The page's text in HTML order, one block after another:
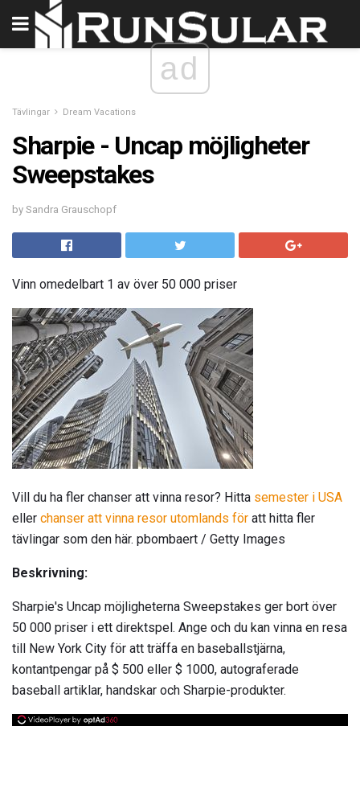
ad
Tävlingar Dream Vacations
Sharpie - Uncap möjligheter
Sweepstakes
by Sandra Grauschopf
Vinn omedelbart 1 av över 50 000 priser
Vill du ha fler chanser att vinna resor? Hitta semester i USA
eller chanser att vinna resor utomlands för att hitta fler
tävlingar som den här. pbombaert / Getty Images
Beskrivning:
Sharpie's Uncap möjligheterna Sweepstakes ger bort över
50 000 priser i ett direktspel. Ange och du kan vinna en resa
till New York City för att träffa en baseballstjärna,
kontantpengar på $ 500 eller $ 1000, autograferade
baseball artiklar, handskar och Sharpie-produkter.